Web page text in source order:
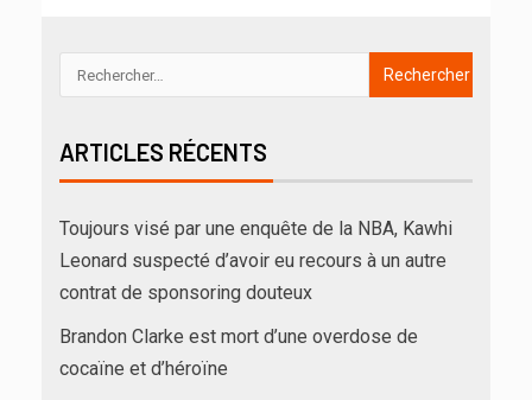
ARTICLES RÉCENTS
Toujours visé par une enquête de la NBA, Kawhi
Leonard suspecté d’avoir eu recours à un autre
contrat de sponsoring douteux
Brandon Clarke est mort d’une overdose de
cocaïne et d’héroïne